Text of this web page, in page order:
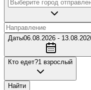
Даты06.08.2026 -
Кто едет?1 взрослый
Найти